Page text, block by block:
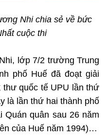
Nhi chia sẻ về bức
cuộc thi
lớp 7/2 trường Trung
phố Huế đã đoạt giải
thư quốc tế UPU lần thứ
là lần thứ hai thành phố
Quán quân sau 26 năm
của Huế năm 1994)…